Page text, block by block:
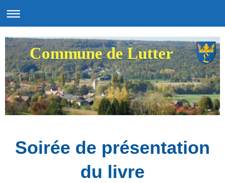
Commune de Lutter
Soirée de présentation
du livre